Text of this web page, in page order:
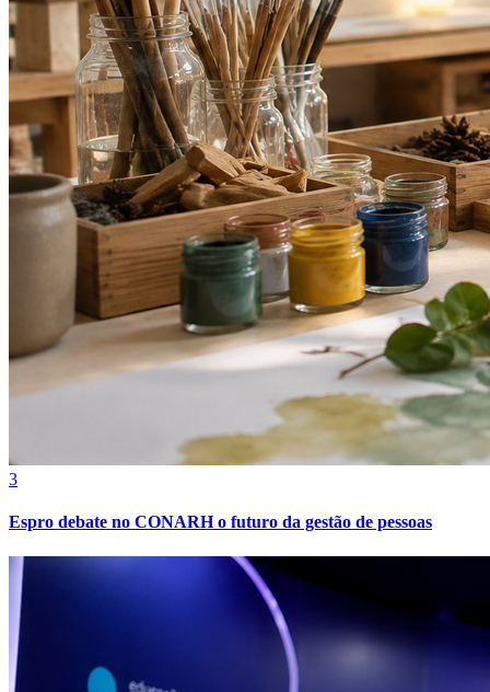
Cruzeiro
3
Espro debate no CONARH o futuro da gestão de pessoas